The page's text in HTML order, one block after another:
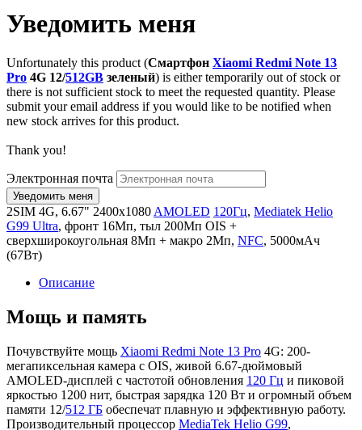
Уведомить меня
Unfortunately this product (Смартфон Xiaomi Redmi Note 13
Pro 4G 12/512GB зеленый) is either temporarily out of stock or
there is not sufficient stock to meet the requested quantity. Please
submit your email address if you would like to be notified when
new stock arrives for this product.
Thank you!
Электронная почта
2SIM 4G, 6.67" 2400x1080 AMOLED 120Гц, Mediatek Helio
G99 Ultra, фронт 16Мп, тыл 200Мп OIS +
сверхширокоугольная 8Мп + макро 2Мп, NFC, 5000мАч
(67Вт)
Описание
Мощь и память
Почувствуйте мощь Xiaomi Redmi Note 13 Pro 4G: 200-
мегапиксельная камера с OIS, живой 6.67-дюймовый
AMOLED-дисплей с частотой обновления 120 Гц и пиковой
яркостью 1200 нит, быстрая зарядка 120 Вт и огромный объем
памяти 12/512 ГБ обеспечат плавную и эффективную работу.
Производительный процессор MediaTek Helio G99,